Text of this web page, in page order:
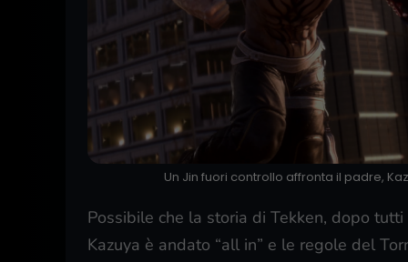
Un Jin fuori controllo affronta il padre,
Possibile che la storia di Tekken, dopo
Kazuya è andato “all in” e le regole del